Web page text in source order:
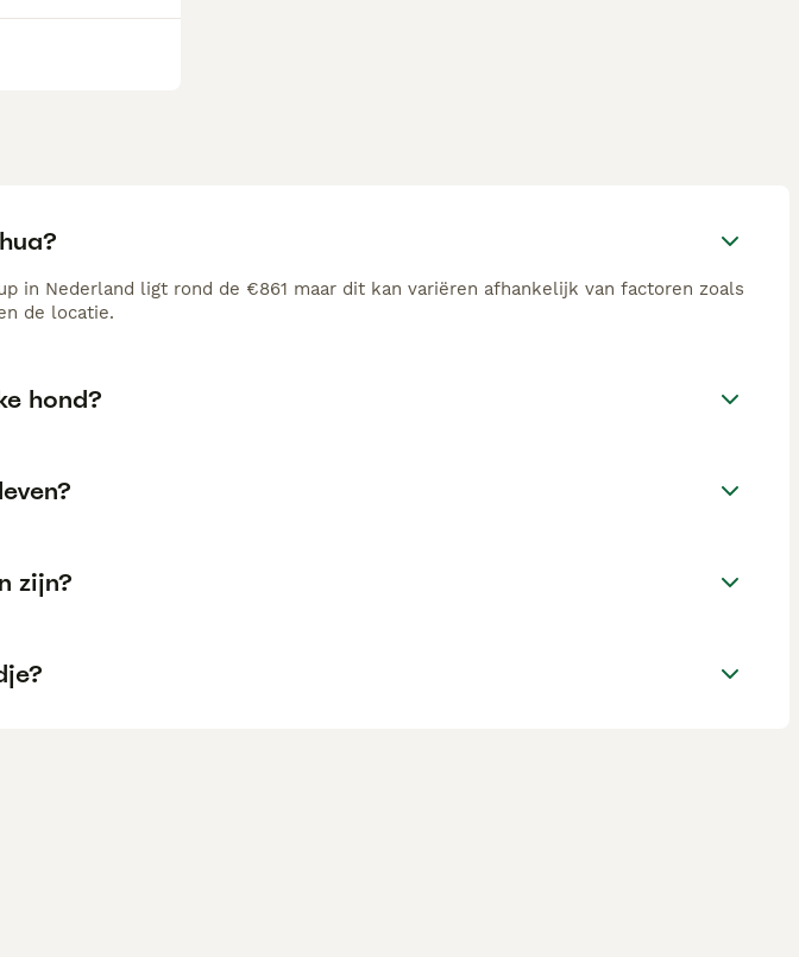
in Nederland ligt rond de €861 maar dit kan variëren afhankelijk van factoren zoals
de locatie.
hond?
zijn?